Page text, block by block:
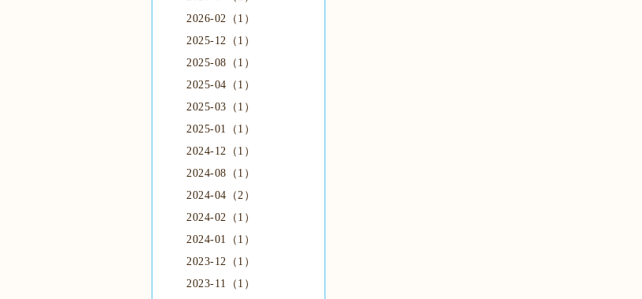
2026-02（1）
2025-12（1）
2025-08（1）
2025-04（1）
2025-03（1）
2025-01（1）
2024-12（1）
2024-08（1）
2024-04（2）
2024-02（1）
2024-01（1）
2023-12（1）
2023-11（1）